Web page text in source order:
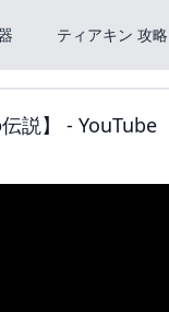
ティアキン 攻略
説】 - YouTube